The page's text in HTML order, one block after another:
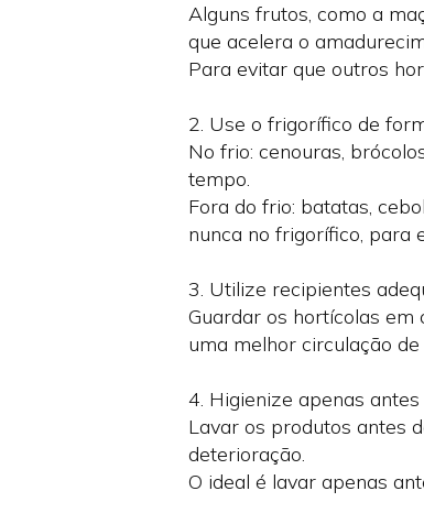
Alguns frutos, como a
que acelera o
Para evitar que outros
2. Use o frigorífico de
No frio: cenouras,
tempo.
Fora do frio: batatas,
nunca no frigorífico, para
3. Utilize recipientes
Guardar os hortícolas
uma melhor circulação
4. Higienize apenas
Lavar os produtos antes
deterioração.
O ideal é lavar apenas